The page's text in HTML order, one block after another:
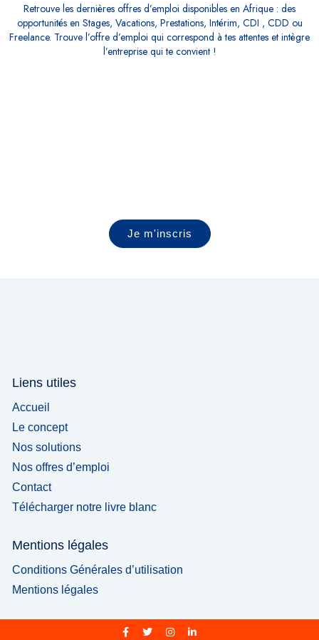
Retrouve les dernières offres d’emploi disponibles en Afrique : des
opportunités en Stages, Vacations, Prestations, Intérim, CDI , CDD ou
Freelance. Trouve l’offre d’emploi qui correspond à tes attentes et intègre
l’entreprise qui te convient !
Je m'inscris
Liens utiles
Accueil
Le concept
Nos solutions
Nos offres d’emploi
Contact
Télécharger notre livre blanc
Mentions légales
Conditions Générales d’utilisation
Mentions légales